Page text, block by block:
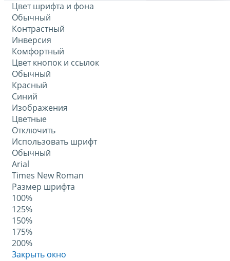
Цвет шрифта и фона
Обычный
Контрастный
Инверсия
Комфортный
Цвет кнопок и ссылок
Обычный
Красный
Синий
Изображения
Цветные
Отключить
Использовать шрифт
Обычный
Arial
Times New Roman
Размер шрифта
100%
125%
150%
175%
200%
Закрыть окно